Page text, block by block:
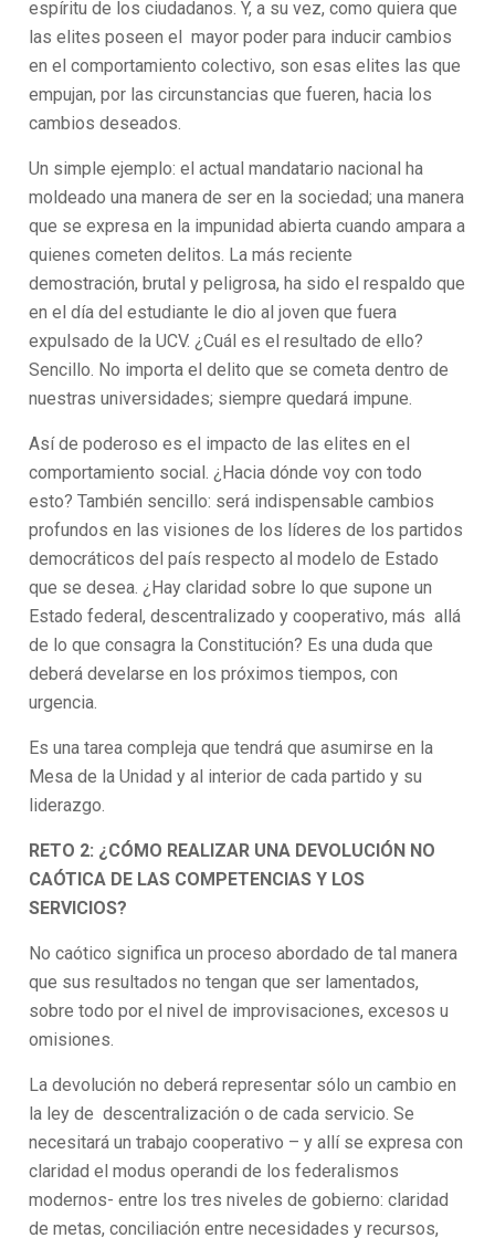
espíritu de los ciudadanos. Y, a su vez, como quiera que
las elites poseen el mayor poder para inducir cambios
en el comportamiento colectivo, son esas elites las que
empujan, por las circunstancias que fueren, hacia los
cambios deseados.
Un simple ejemplo: el actual mandatario nacional ha
moldeado una manera de ser en la sociedad; una manera
que se expresa en la impunidad abierta cuando ampara a
quienes cometen delitos. La más reciente
demostración, brutal y peligrosa, ha sido el respaldo que
en el día del estudiante le dio al joven que fuera
expulsado de la UCV. ¿Cuál es el resultado de ello?
Sencillo. No importa el delito que se cometa dentro de
nuestras universidades; siempre quedará impune.
Así de poderoso es el impacto de las elites en el
comportamiento social. ¿Hacia dónde voy con todo
esto? También sencillo: será indispensable cambios
profundos en las visiones de los líderes de los partidos
democráticos del país respecto al modelo de Estado
que se desea. ¿Hay claridad sobre lo que supone un
Estado federal, descentralizado y cooperativo, más allá
de lo que consagra la Constitución? Es una duda que
deberá develarse en los próximos tiempos, con
urgencia.
Es una tarea compleja que tendrá que asumirse en la
Mesa de la Unidad y al interior de cada partido y su
liderazgo.
RETO 2: ¿CÓMO REALIZAR UNA DEVOLUCIÓN NO
CAÓTICA DE LAS COMPETENCIAS Y LOS
SERVICIOS?
No caótico significa un proceso abordado de tal manera
que sus resultados no tengan que ser lamentados,
sobre todo por el nivel de improvisaciones, excesos u
omisiones.
La devolución no deberá representar sólo un cambio en
la ley de descentralización o de cada servicio. Se
necesitará un trabajo cooperativo – y allí se expresa con
claridad el modus operandi de los federalismos
modernos- entre los tres niveles de gobierno: claridad
de metas, conciliación entre necesidades y recursos,